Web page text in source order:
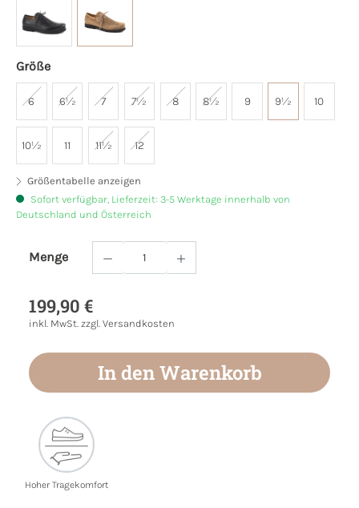
Größe
6 6½ 7 7½ 8 8½ 9 9½ 10
10½ 11 11½ 12
Größentabelle anzeigen
Sofort verfügbar, Lieferzeit: 3-5 Werktage innerhalb von
Deutschland und Österreich
Menge
Produkt Anzahl: Gib den gewünschten
199,90 €
inkl. MwSt. zzgl. Versandkosten
In den Warenkorb
Hoher Tragekomfort